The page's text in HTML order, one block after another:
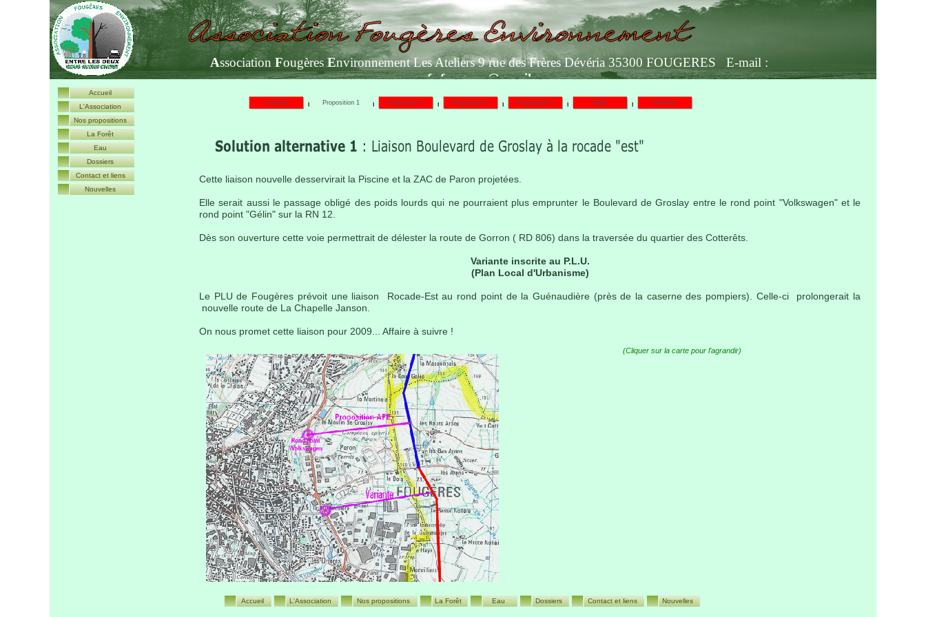
Association FougèresEnvironnement Les Ateliers 9 rue des Frères Dévéria 35300 FOUGERES E-mail :
afe.fougeres@gmail.com
Accueil L'Association Nos propositions La Forêt Eau Dossiers Contact et liens Nouvelles
Accueil
L'Association
Nos propositions
La Forêt
Eau
Dossiers
Contact et liens
Nouvelles
Cette liaison nouvelle desservirait la Piscine et la ZAC de Paron projetées.
Elle serait aussi le passage obligé des poids lourds qui ne pourraient plus emprunter le Boulevard de Groslay entre le rond point "Volkswagen" et le
rond point "Gélin" sur la RN 12.
Dès son ouverture cette voie permettrait de délester la route de Gorron ( RD 806) dans la traversée du quartier des Cotterêts.
Variante inscrite au P.L.U.
(Plan Local d'Urbanisme)
Le PLU de Fougères prévoit une liaison Rocade-Est au rond point de la Guénaudière (près de la caserne des pompiers). Celle-ci prolongerait la
nouvelle route de La Chapelle Janson.
On nous promet cette liaison pour 2009... Affaire à suivre !
(Cliquer sur la carte pour l’agrandir)
Constats Proposition 1 Proposition 2 Proposition 3 Proposition 4 Bilan Annexes